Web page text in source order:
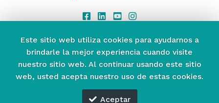
Este sitio web utiliza cookies para ayudarnos a
brindarle la mejor experiencia cuando visite
nuestro sitio web. Al continuar usando este sitio
web, usted acepta nuestro uso de estas cookies.
Aceptar